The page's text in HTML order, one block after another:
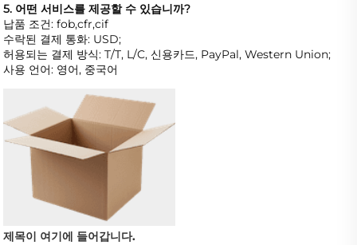
5. 어떤 서비스를 제공할 수 있습니까?
납품 조건: fob,cfr,cif
수락된 결제 통화: USD;
허용되는 결제 방식: T/T, L/C, 신용카드, PayPal, Western Union;
사용 언어: 영어, 중국어
제목이 여기에 들어갑니다.